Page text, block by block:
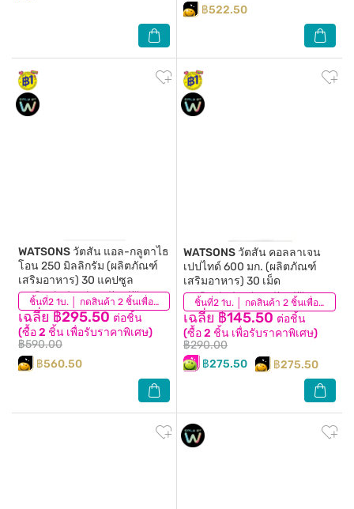
฿522.50
ชิ้นที่2 1บ. │ กดสินค้า 2 ชิ้นเพื่อรับโปรโมชันนี้
WATSONS วัตสัน แอล-กลูตาไธ
โอน 250 มิลลิกรัม (ผลิตภัณฑ์
เสริมอาหาร) 30 แคปซูล
เฉลี่ย ฿295.50 ต่อชิ้น
(ซื้อ 2 ชิ้น เพื่อรับราคาพิเศษ)
฿590.00
฿560.50
Product redemption till
15/09/2026
ชิ้นที่2 1บ. │ กดสินค้า 2 ชิ้นเพื่อรับโปรโมชันนี้
WATSONS วัตสัน คอลลาเจน
เปปไทด์ 600 มก. (ผลิตภัณฑ์
เสริมอาหาร) 30 เม็ด
เฉลี่ย ฿145.50 ต่อชิ้น
(ซื้อ 2 ชิ้น เพื่อรับราคาพิเศษ)
฿290.00
฿275.50
฿275.50
Product redemption till
15/09/2026